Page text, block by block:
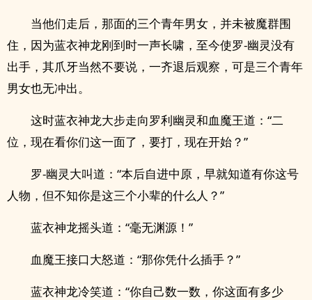
当他们走后，那面的三个青年男女，并未被魔群围
住，因为蓝衣神龙刚到时一声长啸，至今使罗-幽灵没有
出手，其爪牙当然不要说，一齐退后观察，可是三个青年
男女也无冲出。
这时蓝衣神龙大步走向罗利幽灵和血魔王道：“二
位，现在看你们这一面了，要打，现在开始？”
罗-幽灵大叫道：“本后自进中原，早就知道有你这号
人物，但不知你是这三个小辈的什么人？”
蓝衣神龙摇头道：“毫无渊源！”
血魔王接口大怒道：“那你凭什么插手？”
蓝衣神龙冷笑道：“你自己数一数，你这面有多少